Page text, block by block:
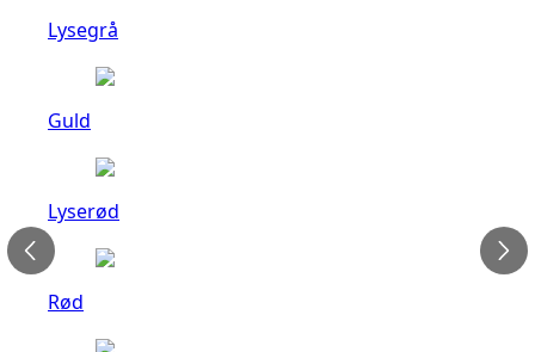
Lysegrå
Guld
Lyserød
Rød